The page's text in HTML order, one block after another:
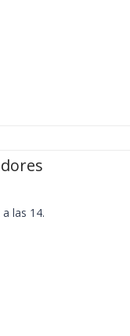
las 14.